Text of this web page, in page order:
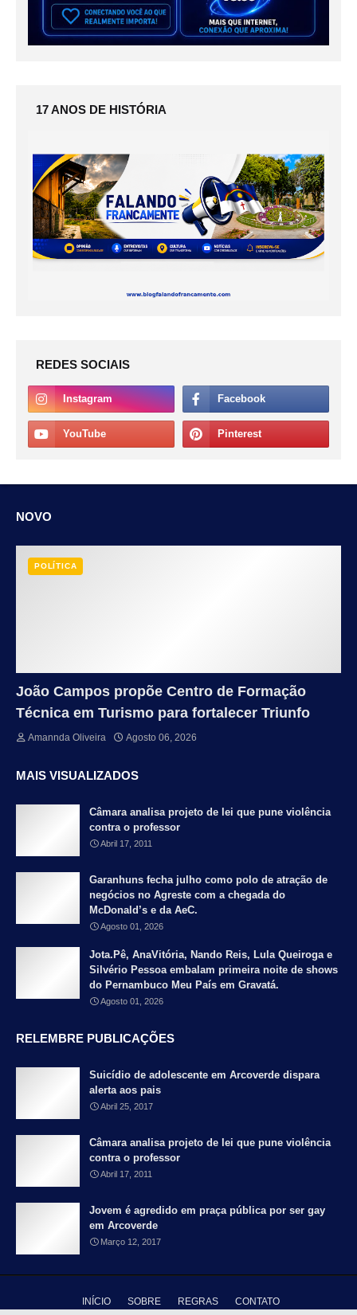
17 ANOS DE HISTÓRIA
REDES SOCIAIS
NOVO
POLÍTICA
João Campos propõe Centro de Formação
Técnica em Turismo para fortalecer Triunfo
Amannda Oliveira Agosto 06, 2026
MAIS VISUALIZADOS
Câmara analisa projeto de lei que pune violência
contra o professor
Abril 17, 2011
Garanhuns fecha julho como polo de atração de
negócios no Agreste com a chegada do
McDonald’s e da AeC.
Agosto 01, 2026
Jota.Pê, AnaVitória, Nando Reis, Lula Queiroga e
Silvério Pessoa embalam primeira noite de shows
do Pernambuco Meu País em Gravatá.
Agosto 01, 2026
RELEMBRE PUBLICAÇÕES
Suicídio de adolescente em Arcoverde dispara
alerta aos pais
Abril 25, 2017
Câmara analisa projeto de lei que pune violência
contra o professor
Abril 17, 2011
Jovem é agredido em praça pública por ser gay
em Arcoverde
Março 12, 2017
INÍCIO SOBRE REGRAS CONTATO